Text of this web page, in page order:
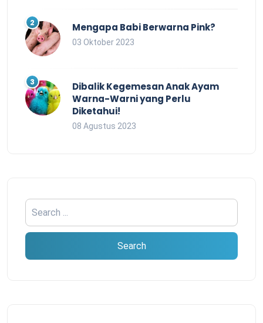
Mengapa Babi Berwarna Pink?
03 Oktober 2023
Dibalik Kegemesan Anak Ayam
Warna-Warni yang Perlu
Diketahui!
08 Agustus 2023